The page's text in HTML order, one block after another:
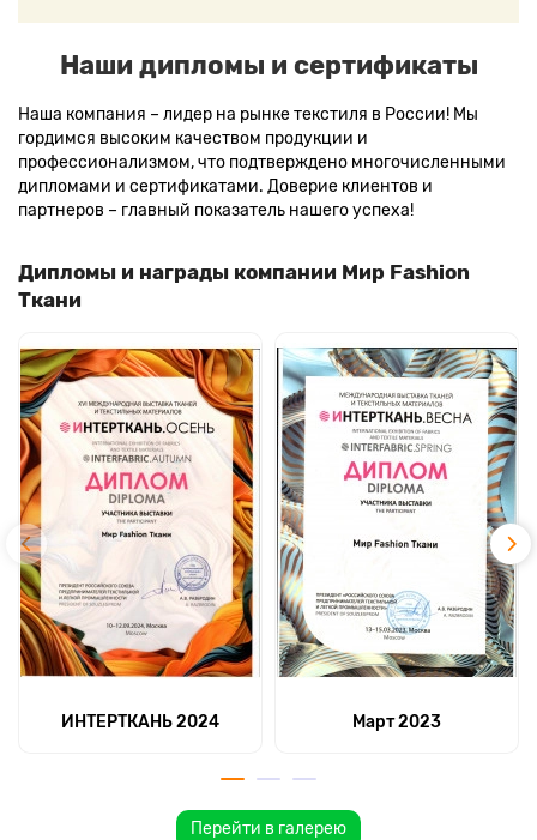
Наши дипломы и сертификаты
Наша компания – лидер на рынке текстиля в России! Мы
гордимся высоким качеством продукции и
профессионализмом, что подтверждено многочисленными
дипломами и сертификатами. Доверие клиентов и
партнеров – главный показатель нашего успеха!
Дипломы и награды компании Мир Fashion
Ткани
ИНТЕРТКАНЬ 2024 Март 2023
Перейти в галерею